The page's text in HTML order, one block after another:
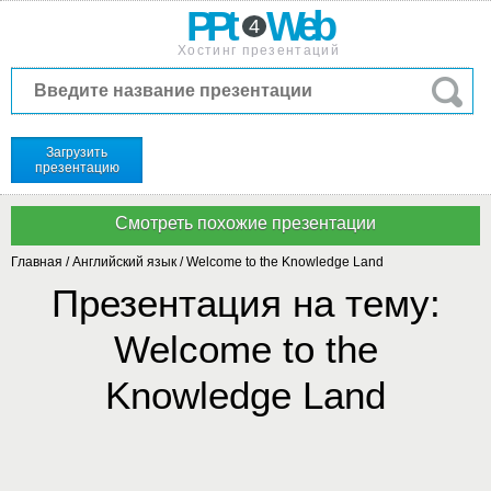
PPt 4 Web
Хостинг презентаций
Загрузить
презентацию
Главная /Английский язык /Welcome to the Knowledge Land
Презентация на тему:
Welcome to the
Knowledge Land